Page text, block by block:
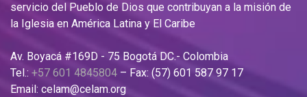
servicio del Pueblo de Dios que contribuyan a la misión de
la Iglesia en América Latina y El Caribe
Av. Boyacá #169D - 75 Bogotá DC.- Colombia
Tel.: +57 601 4845804 – Fax: (57) 601 587 97 17
Email: celam@celam.org